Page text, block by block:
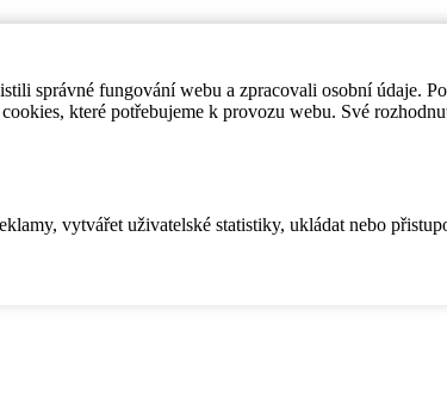
správné fungování webu a zpracovali osobní údaje.
které potřebujeme k provozu webu. Své
vytvářet uživatelské statistiky, ukládat nebo